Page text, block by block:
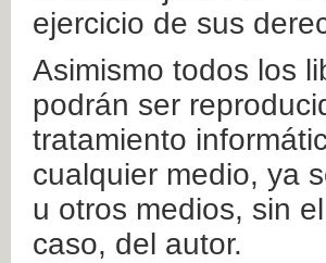
ejercicio de sus
Asimismo todos los
podrán ser
tratamiento
cualquier medio, ya
u otros medios, sin
caso, del autor.